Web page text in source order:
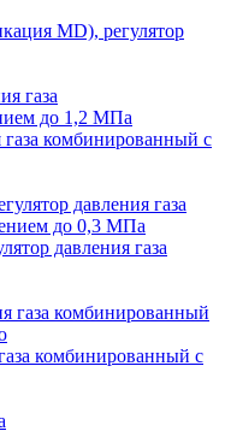
MD), регулятор
комбинированный с
давления газа
комбинированный с